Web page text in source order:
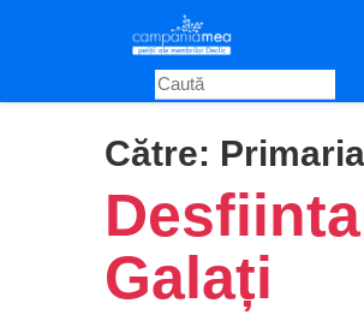
content
Către:
Galați